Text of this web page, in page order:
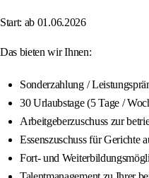
Start: ab 01.06.2026
Das bieten wir Ihnen:
Sonderzahlung /
30 Urlaubstage (5 Tage /
Arbeitgeberzuschuss zur
Essenszuschuss für Gerichte
Fort- und